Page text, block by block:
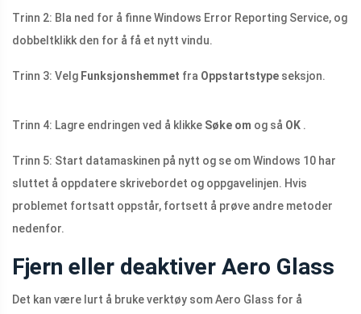
Trinn 2: Bla ned for å finne Windows Error Reporting Service, og
dobbeltklikk den for å få et nytt vindu.
Trinn 3: Velg Funksjonshemmet fra Oppstartstype seksjon.
Trinn 4: Lagre endringen ved å klikke Søke om og så OK .
Trinn 5: Start datamaskinen på nytt og se om Windows 10 har
sluttet å oppdatere skrivebordet og oppgavelinjen. Hvis
problemet fortsatt oppstår, fortsett å prøve andre metoder
nedenfor.
Fjern eller deaktiver Aero Glass
Det kan være lurt å bruke verktøy som Aero Glass for å